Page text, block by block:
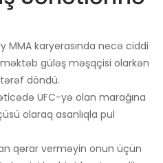
MMA karyerasında necə ciddi
güləş məşqçisi olarkən
döndü.
UFC-yə olan marağına
olaraq asanlıqla pul
qərar verməyin onun üçün